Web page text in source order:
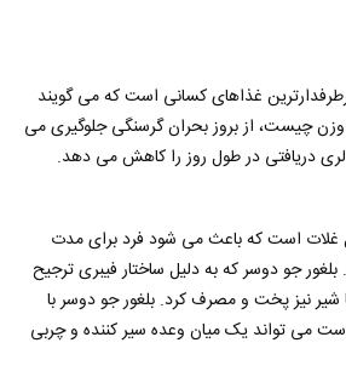
غذاهای کسانی است که می گویند
چیست، از بروز بحران گرسنگی جلوگیری می
دریافتی در طول روز را کاهش می دهد.
است که باعث می شود فرد برای مدت
جو دوسر که به دلیل ساختار فیبری ترجیح
نیز پخت و مصرف کرد. بلغور جو دوسر با
می تواند یک میان وعده سیر کننده و چربی